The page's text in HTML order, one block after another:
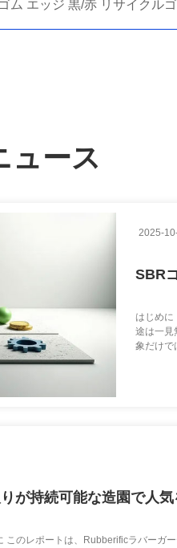
ト 衝撃吸収 ゴム割れ粒
滑型SBRゴム粒 屋外遊び場
色のゴム粒 青
ゴム粒 2mm - 4mm カラ
オレンジ / ブルー フ
境に優しい 人工草ゴムペレッ
・ゴム・ペレット レッド・
ックタイヤ 遊び場用ゴム粉
クルゴム マルチ 多サイズ タ
ュース
2025-
SBR
はじめに
途は一見
象だけで
が持続可能な造園で人
このレポートは、Rubberificラバーガ